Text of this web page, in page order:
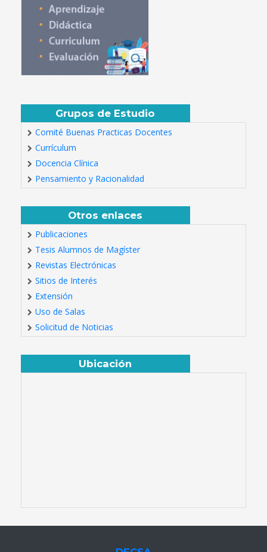
Grupos de Estudio
Comité Buenas Practicas Docentes
Currículum
Docencia Clínica
Pensamiento y Racionalidad
Otros enlaces
Publicaciones
Tesis Alumnos de Magíster
Revistas Electrónicas
Sitios de Interés
Extensión
Uso de Salas
Solicitud de Noticias
Ubicación